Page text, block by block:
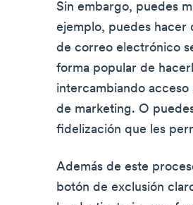
Sin embargo, puedes
ejemplo, puedes hacer
de correo electrónico
forma popular de
intercambiando
de marketing. O
fidelización que les
Además de este
botón de exclusión